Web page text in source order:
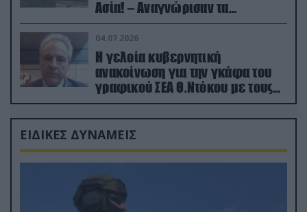
Ασία! – Αναγνώρισαν τα
κατεχόμενα; (φωτο)
04.07.2026
Η γελοία κυβερνητική
ανακοίνωση για την γκάφα του
γραφικού ΣΕΑ Θ.Ντόκου με τους
Ρώσους φαρσέρ
ΕΙΔΙΚΕΣ ΔΥΝΑΜΕΙΣ